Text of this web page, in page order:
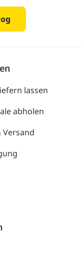
lassen
abholen
Versand